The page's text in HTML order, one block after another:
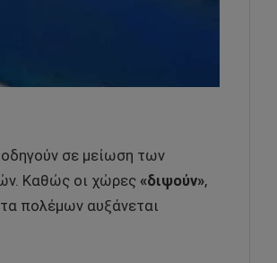
σε μείωση των
Καθώς οι χώρες «διψούν»,
πολέμων αυξάνεται